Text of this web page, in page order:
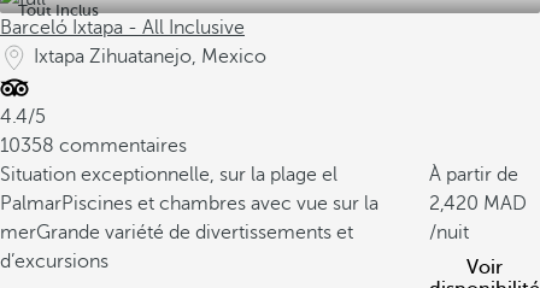
Tout Inclus
Barceló Ixtapa - All Inclusive
Ixtapa Zihuatanejo, Mexico
4.4/5
10358 commentaires
Situation exceptionnelle, sur la plage el
PalmarPiscines et chambres avec vue sur la
merGrande variété de divertissements et
d’excursions
À partir de
2,420
/nuit
Voir